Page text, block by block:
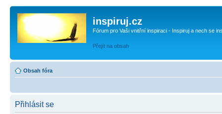
inspiruj.cz
Fórum pro Vaši vnitřní inspiraci - Inspiruj a nech se
Přejít na obsah
Obsah fóra
Přihlásit se